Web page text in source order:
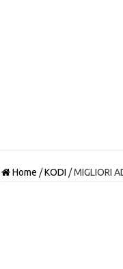
Home /KODI /MIGLIORI